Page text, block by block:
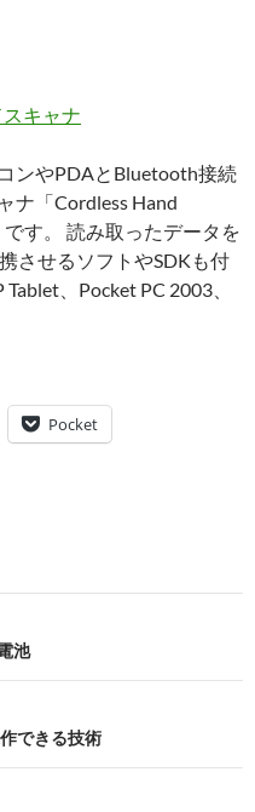
キャナ
ンやPDAとBluetooth接続
ナ「Cordless Hand
す。 読み取ったデータを
させるソフトやSDKも付
、Pocket PC 2003、
Pocket
池
できる技術